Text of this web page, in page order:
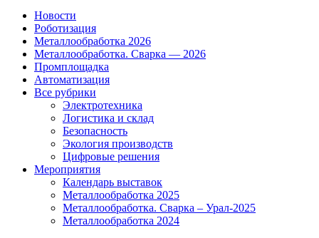
Новости
Роботизация
Металлообработка 2026
Металлообработка. Сварка — 2026
Промплощадка
Автоматизация
Все рубрики
Электротехника
Логистика и склад
Безопасность
Экология производств
Цифровые решения
Мероприятия
Календарь выставок
Металлообработка 2025
Металлообработка. Сварка – Урал-2025
Металлообработка 2024